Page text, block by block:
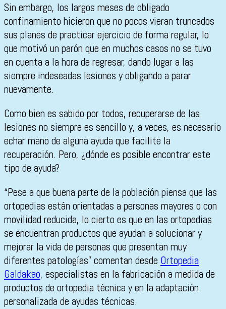
Sin embargo, los largos meses de obligado
confinamiento hicieron que no pocos vieran truncados
sus planes de practicar ejercicio de forma regular, lo
que motivó un parón que en muchos casos no se tuvo
en cuenta a la hora de regresar, dando lugar a las
siempre indeseadas lesiones y obligando a parar
nuevamente.
Como bien es sabido por todos, recuperarse de las
lesiones no siempre es sencillo y, a veces, es necesario
echar mano de alguna ayuda que facilite la
recuperación. Pero, ¿dónde es posible encontrar este
tipo de ayuda?
“Pese a que buena parte de la población piensa que las
ortopedias están orientadas a personas mayores o con
movilidad reducida, lo cierto es que en las ortopedias
se encuentran productos que ayudan a solucionar y
mejorar la vida de personas que presentan muy
diferentes patologías” comentan desde Ortopedia
Galdakao, especialistas en la fabricación a medida de
productos de ortopedia técnica y en la adaptación
personalizada de ayudas técnicas.